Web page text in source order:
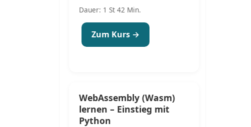
Dauer: 1 St 42 Min.
Zum Kurs →
WebAssembly (Wasm)
lernen – Einstieg mit
Python